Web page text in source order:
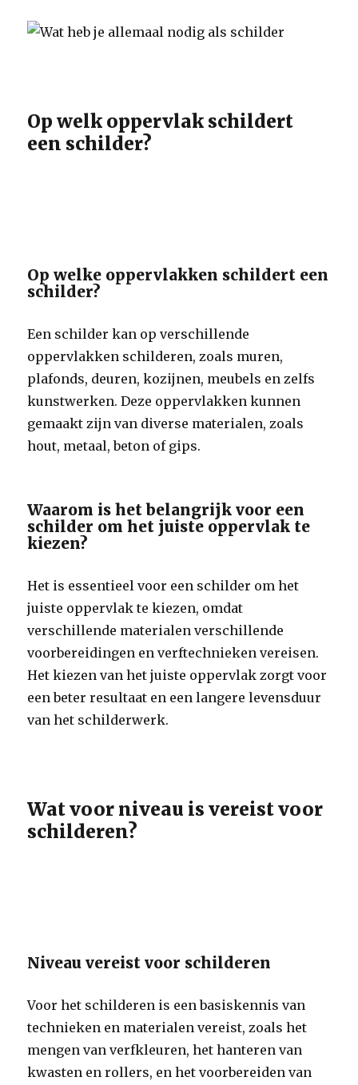
Op welk oppervlak schildert
een schilder?
Op welke oppervlakken schildert een
schilder?
Een schilder kan op verschillende
oppervlakken schilderen, zoals muren,
plafonds, deuren, kozijnen, meubels en zelfs
kunstwerken. Deze oppervlakken kunnen
gemaakt zijn van diverse materialen, zoals
hout, metaal, beton of gips.
Waarom is het belangrijk voor een
schilder om het juiste oppervlak te
kiezen?
Het is essentieel voor een schilder om het
juiste oppervlak te kiezen, omdat
verschillende materialen verschillende
voorbereidingen en verftechnieken vereisen.
Het kiezen van het juiste oppervlak zorgt voor
een beter resultaat en een langere levensduur
van het schilderwerk.
Wat voor niveau is vereist voor
schilderen?
Niveau vereist voor schilderen
Voor het schilderen is een basiskennis van
technieken en materialen vereist, zoals het
mengen van verfkleuren, het hanteren van
kwasten en rollers, en het voorbereiden van